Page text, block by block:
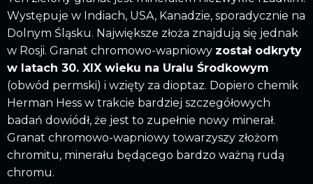
Występuje w Indiach, USA, Kanadzie, sporadycznie na
Dolnym Śląsku. Największe złoża znajdują się jednak
w Rosji. Granat chromowo-wapniowy został odkryty
w latach 30. XIX wieku na Uralu Środkowym
(obwód permski) i wzięty za dioptaz. Dopiero chemik
Herman Hess w trakcie bardziej szczegółowych
badań dowiódł, że jest to zupełnie nowy minerał.
Granat chromowo-wapniowy towarzyszy złożom
chromitu, minerału będącego bardzo ważną rudą
chromu.